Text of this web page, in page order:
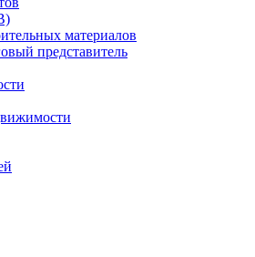
материалов
представитель